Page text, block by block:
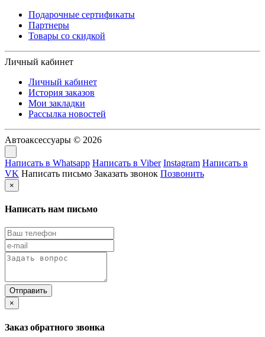
Подарочные сертификаты
Партнеры
Товары со скидкой
Личный кабинет
Личный кабинет
История заказов
Мои закладки
Рассылка новостей
Автоаксессуары © 2026
Написать в Whatsapp Написать в Viber Instagram Написать в
VK Написать письмо Заказать звонок Позвонить
×
Написать нам письмо
×
Заказ обратного звонка